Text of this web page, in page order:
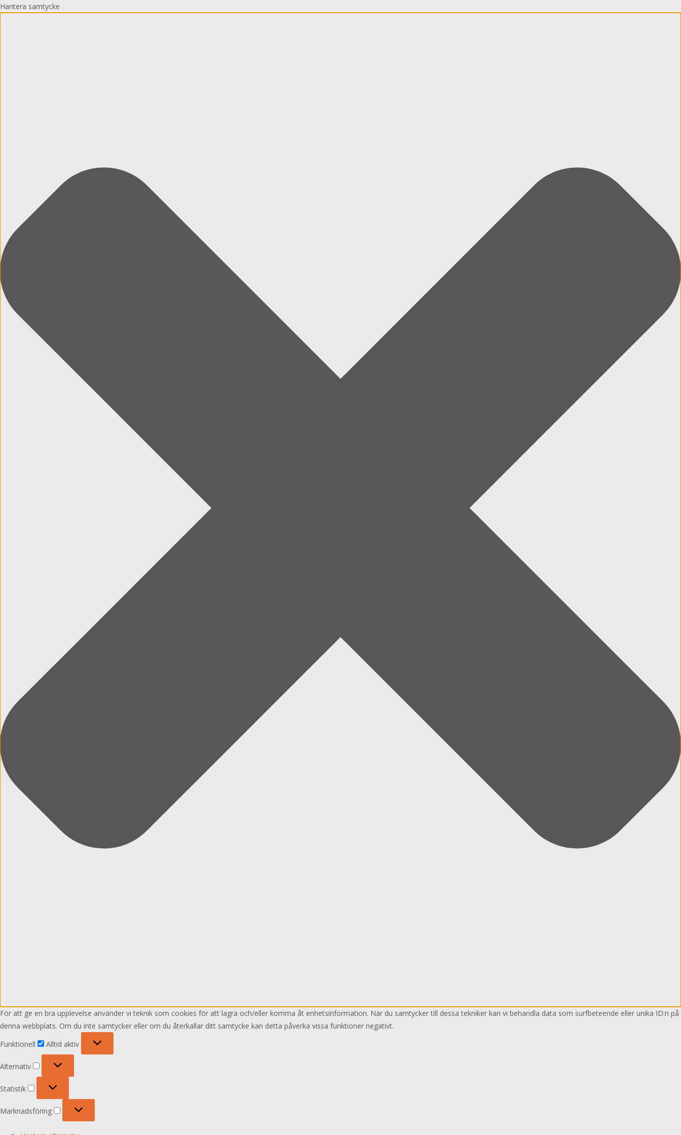
Hantera samtycke
För att ge en bra upplevelse använder vi teknik som cookies för att lagra och/eller komma åt enhetsinformation. När du samtycker till dessa tekniker kan vi behandla data som surfbeteende eller unika ID:n på
denna webbplats. Om du inte samtycker eller om du återkallar ditt samtycke kan detta påverka vissa funktioner negativt.
Funktionell
Alltid aktiv
Alternativ
Alternativ
Statistik
Statistik
Marknadsföring
Marknadsföring